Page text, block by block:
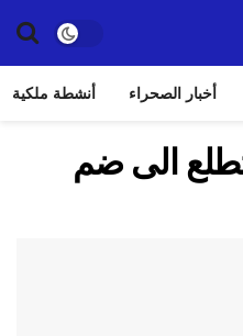
أخبار الصحراء أنشطة ملكية
الى ضم